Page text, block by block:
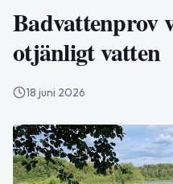
Badvattenprov
otjänligt vatten
18 juni 2026